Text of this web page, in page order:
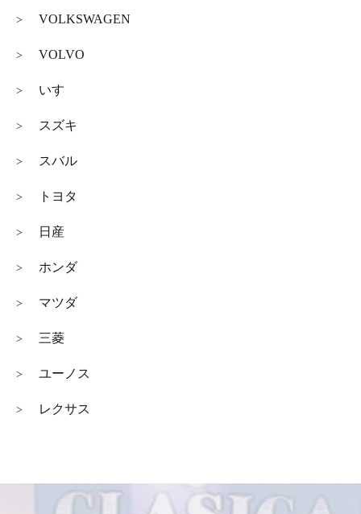
> VOLKSWAGEN
> VOLVO
> いすゞ
> スズキ
> スバル
> トヨタ
> 日産
> ホンダ
> マツダ
> 三菱
> ユーノス
> レクサス